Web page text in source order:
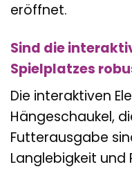
eröffnet.
Sind die
Spielplatzes
Die interaktiven
Hängeschaukel,
Futterausgabe
Langlebigkeit und